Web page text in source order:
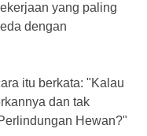
yang paling
dengan
itu berkata: "Kalau
dan tak
Hewan?"